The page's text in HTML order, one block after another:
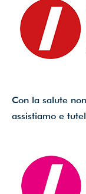
Con la salute
assistiamo e